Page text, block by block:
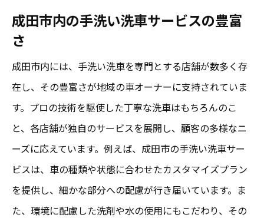
成田市内の手洗い洗車サービスの豊富
さ
成田市内には、手洗い洗車を専門とする店舗が数多く存
在し、その豊富さが地域の車オーナーに支持されていま
す。プロの技術を駆使した丁寧な洗車はもちろんのこ
と、各店舗が独自のサービスを展開し、顧客の多様なニ
ーズに応えています。例えば、成田市の手洗い洗車サー
ビスは、車の種類や状態に合わせたカスタマイズプラン
を提供し、細かな部分への配慮が行き届いています。ま
た、環境に配慮した洗剤や水の使用にもこだわり、その